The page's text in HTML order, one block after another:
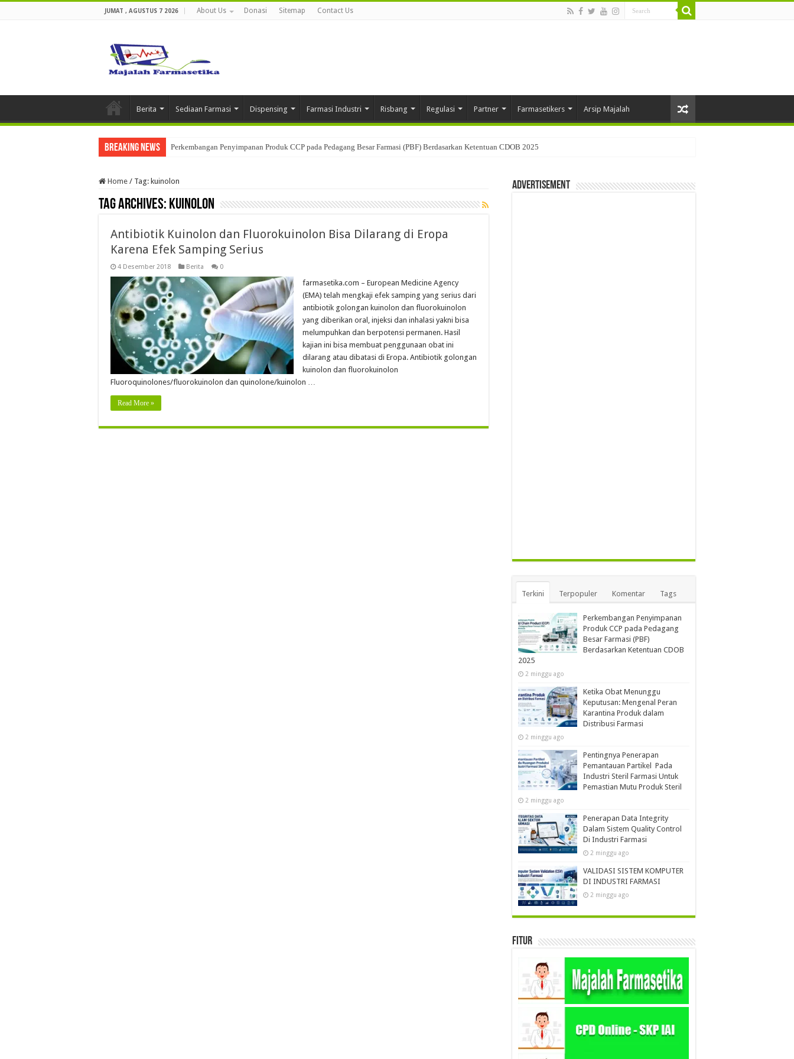
JUMAT , AGUSTUS 7 2026 About Us Donasi Sitemap Contact Us
Berita Sediaan Farmasi Dispensing Farmasi Industri Risbang Regulasi Partner Farmasetikers Arsip Majalah
Breaking News Perkembangan Penyimpanan Produk CCP pada Pedagang Besar Farmasi (PBF) Berdasarkan Ketentuan CDOB 2025
Home / Tag: kuinolon
Tag Archives: kuinolon
Antibiotik Kuinolon dan Fluorokuinolon Bisa Dilarang di Eropa
Karena Efek Samping Serius
4 Desember 2018 Berita 0
farmasetika.com – European Medicine Agency
(EMA) telah mengkaji efek samping yang serius dari
antibiotik golongan kuinolon dan fluorokuinolon
yang diberikan oral, injeksi dan inhalasi yakni bisa
melumpuhkan dan berpotensi permanen. Hasil
kajian ini bisa membuat penggunaan obat ini
dilarang atau dibatasi di Eropa. Antibiotik golongan
kuinolon dan fluorokuinolon
Fluoroquinolones/fluorokuinolon dan quinolone/kuinolon …
Read More »
Advertisement
Terkini Terpopuler Komentar Tags
Perkembangan Penyimpanan
Produk CCP pada Pedagang
Besar Farmasi (PBF)
Berdasarkan Ketentuan CDOB
2025
2 minggu ago
Ketika Obat Menunggu
Keputusan: Mengenal Peran
Karantina Produk dalam
Distribusi Farmasi
2 minggu ago
Pentingnya Penerapan
Pemantauan Partikel Pada
Industri Steril Farmasi Untuk
Pemastian Mutu Produk Steril
2 minggu ago
Penerapan Data Integrity
Dalam Sistem Quality Control
Di Industri Farmasi
2 minggu ago
VALIDASI SISTEM KOMPUTER
DI INDUSTRI FARMASI
2 minggu ago
Fitur